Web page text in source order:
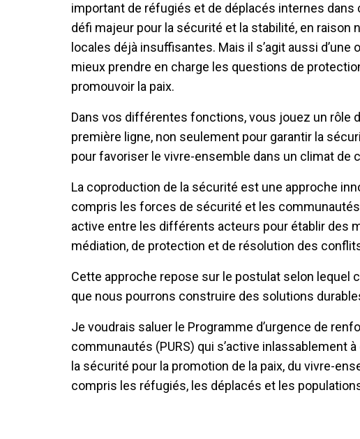
important de réfugiés et de déplacés internes
défi majeur pour la sécurité et la stabilité, en
locales déjà insuffisantes. Mais il s’agit aussi
mieux prendre en charge les questions de
promouvoir la paix.
Dans vos différentes fonctions, vous jouez un rôle
première ligne, non seulement pour garantir la
pour favoriser le vivre-ensemble dans un climat de
La coproduction de la sécurité est une approche
compris les forces de sécurité et les
active entre les différents acteurs pour établir des
médiation, de protection et de résolution des
Cette approche repose sur le postulat selon lequel
que nous pourrons construire des solutions
Je voudrais saluer le Programme d’urgence de
communautés (PURS) qui s’active inlassablement
la sécurité pour la promotion de la paix, du vivre-
compris les réfugiés, les déplacés et les